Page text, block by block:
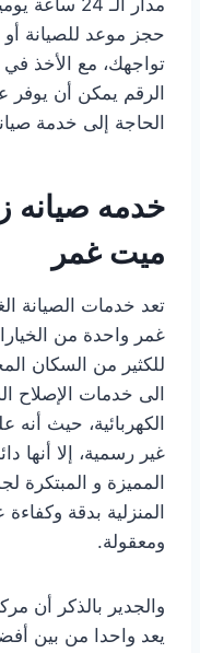
مدار الـ 24
حجز موعد للصيانة
تواجهك، مع الأخذ في
الرقم يمكن أن يوفر
الحاجة إلى خدمة
خدمه صيانه
ميت غمر
تعد خدمات الصيانة
غمر واحدة من
للكثير من السكان
الى خدمات الإصلاح
الكهربائية، حيث
غير رسمية، إلا أنها
المميزة و المبتكرة
المنزلية بدقة
ومعقولة.
والجدير بالذكر أن
يعد واحدا من بين